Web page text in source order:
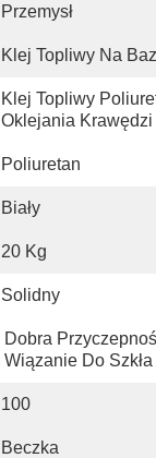
Przemysł
Klej Topliwy Na
Klej Topliwy
Oklejania Krawędzi
Poliuretan
Biały
20 Kg
Solidny
Dobra
Wiązanie Do
100
Beczka